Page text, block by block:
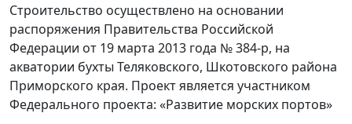
Строительство осуществлено на основании
распоряжения Правительства Российской
Федерации от 19 марта 2013 года № 384-р, на
акватории бухты Теляковского, Шкотовского района
Приморского края. Проект является участником
Федерального проекта: «Развитие морских портов»